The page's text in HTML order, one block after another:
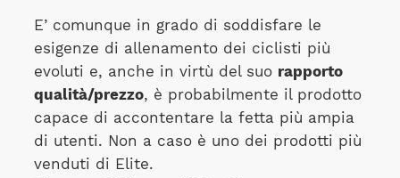
E’ comunque in grado di soddisfare le
esigenze di allenamento dei ciclisti più
evoluti e, anche in virtù del suo rapporto
qualità/prezzo, è probabilmente il prodotto
capace di accontentare la fetta più ampia
di utenti. Non a caso è uno dei prodotti più
venduti di Elite.